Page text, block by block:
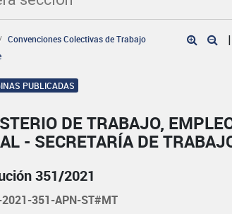
Convenciones Colectivas de Trabajo
|
PUBLICADAS
DE TRABAJO,
- SECRETARÍA DE
351/2021
2021-351-APN-ST#MT